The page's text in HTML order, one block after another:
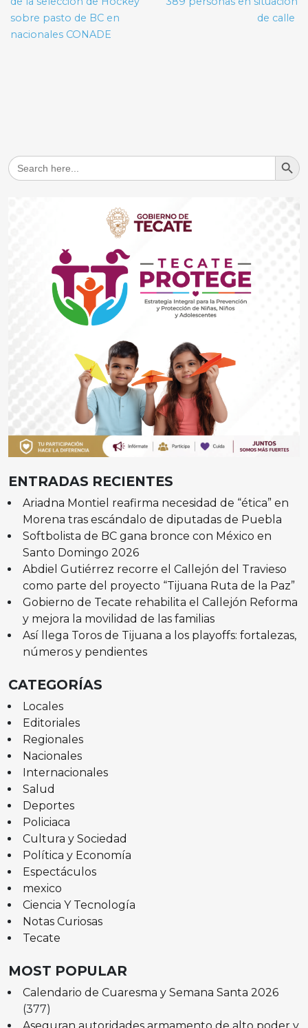
sobre pasto de BC en
nacionales CONADE
de calle
Search
for:
Search
ENTRADAS RECIENTES
Ariadna Montiel reafirma necesidad de “ética” en
Morena tras escándalo de diputadas de Puebla
Softbolista de BC gana bronce con México en
Santo Domingo 2026
Abdiel Gutiérrez recorre el Callejón del Travieso
como parte del proyecto “Tijuana Ruta de la Paz”
Gobierno de Tecate rehabilita el Callejón Reforma
y mejora la movilidad de las familias
Así llega Toros de Tijuana a los playoffs: fortalezas,
números y pendientes
CATEGORÍAS
Locales
Editoriales
Regionales
Nacionales
Internacionales
Salud
Deportes
Policiaca
Cultura y Sociedad
Política y Economía
Espectáculos
mexico
Ciencia Y Tecnología
Notas Curiosas
Tecate
MOST POPULAR
Calendario de Cuaresma y Semana Santa 2026
(377)